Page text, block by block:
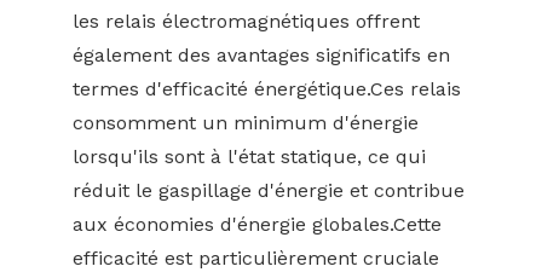
les relais électromagnétiques offrent
également des avantages significatifs en
termes d'efficacité énergétique.Ces relais
consomment un minimum d'énergie
lorsqu'ils sont à l'état statique, ce qui
réduit le gaspillage d'énergie et contribue
aux économies d'énergie globales.Cette
efficacité est particulièrement cruciale